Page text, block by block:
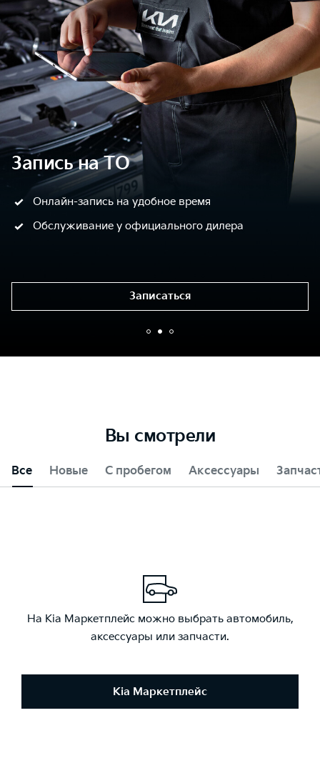
Запись на ТО
Онлайн-запись на удобное время
Обслуживание у официального дилера
Записаться
Вы смотрели
Все Новые С пробегом Аксессуары
На Kia Маркетплейс можно выбрать автомобиль,
аксессуары или запчасти.
Kia Маркетплейс